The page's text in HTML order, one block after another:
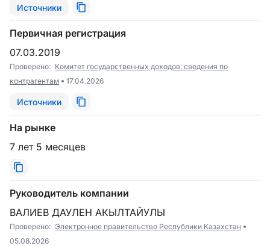
Источники
Первичная регистрация
07.03.2019
Проверено: Комитет государственных доходов: сведения по
контрагентам
17.04.2026
Источники
На рынке
7 лет 5 месяцев
Руководитель компании
ВАЛИЕВ ДАУЛЕН АКЫЛТАЙУЛЫ
Проверено: Электронное правительство Республики Казахстан
05.08.2026